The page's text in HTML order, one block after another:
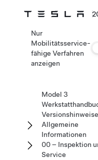
Nur
Mobilitätsservice-
fähige Verfahren
anzeigen
Model 3
Versionshinweise
Allgemeine
Informationen
00 – Inspektion
Service